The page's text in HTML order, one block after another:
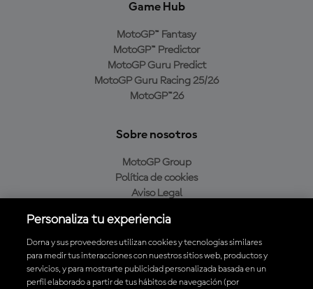
Game Hub
MotoGP™ Fantasy
MotoGP™ Predictor
MotoGP Guru Predict
MotoGP Guru Racing 25/26
MotoGP™26
Sobre nosotros
MotoGP Group
Política de cookies
Aviso Legal
Política de compra
Descarga la aplicación oficial de MotoGP™
Personaliza tu experiencia
Dorna y sus proveedores utilizan cookies y tecnologías similares
para medir tus interacciones con nuestros sitios web, productos y
servicios, y para mostrarte publicidad personalizada basada en un
perfil elaborado a partir de tus hábitos de navegación (por